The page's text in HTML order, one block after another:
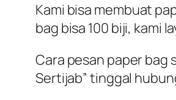
Kami bisa membuat
bag bisa 100 biji, kami
Cara pesan paper bag
Sertijab” tinggal